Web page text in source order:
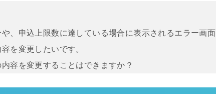
、申込上限数に達している場合に表示されるエラー画面
を変更したいです。
容を変更することはできますか？